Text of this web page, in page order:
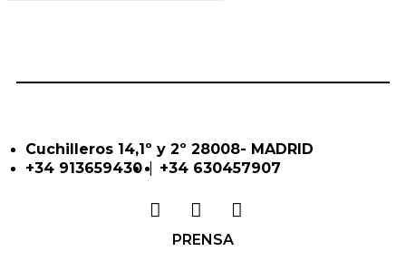
Cuchilleros 14,1º y 2º 28008- MADRID
+34 913659430 | +34 630457907
PRENSA